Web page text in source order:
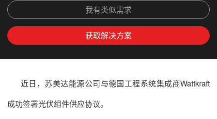
我有类似需求
获取解决方案
近日， 苏美达能源公司与德国工程系统集成商Wattkraft
成功签署光伏组件供应协议。